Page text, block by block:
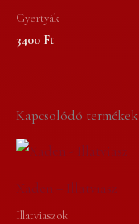
Gyertyák
3400 Ft
Kapcsolódó termékek
Xaden – Illatviasz
Illatviaszok